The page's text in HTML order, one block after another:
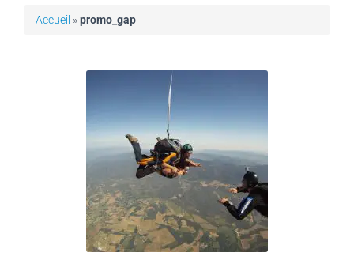
Accueil »promo_gap